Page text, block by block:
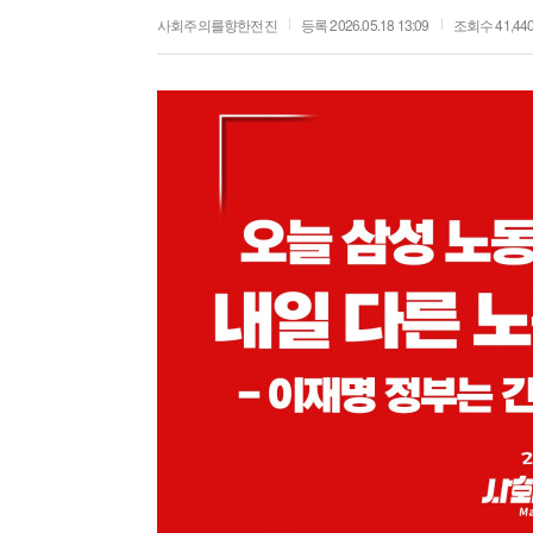
사회주의를향한전진 등록 2026.05.18 13:09 조회수